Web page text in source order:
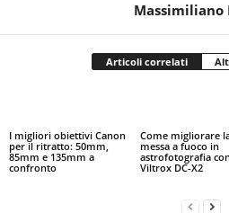
Massimiliano
Articoli correlati
I migliori obiettivi Canon
per il ritratto: 50mm,
85mm e 135mm a
confronto
Come migliorare
messa a fuoco in
astrofotografia
Viltrox DC-X2